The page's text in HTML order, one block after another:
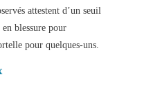
attestent d’un seuil
blessure pour
pour quelques-uns.